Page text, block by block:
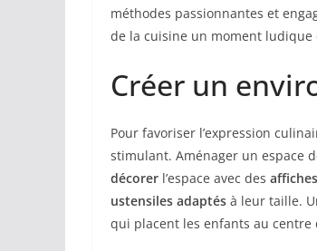
méthodes passionnantes et
de la cuisine un moment ludique
Créer un
Pour favoriser l’expression
stimulant. Aménager un espace
décorer l’espace avec des affiches
ustensiles adaptés à leur taille.
qui placent les enfants au centre